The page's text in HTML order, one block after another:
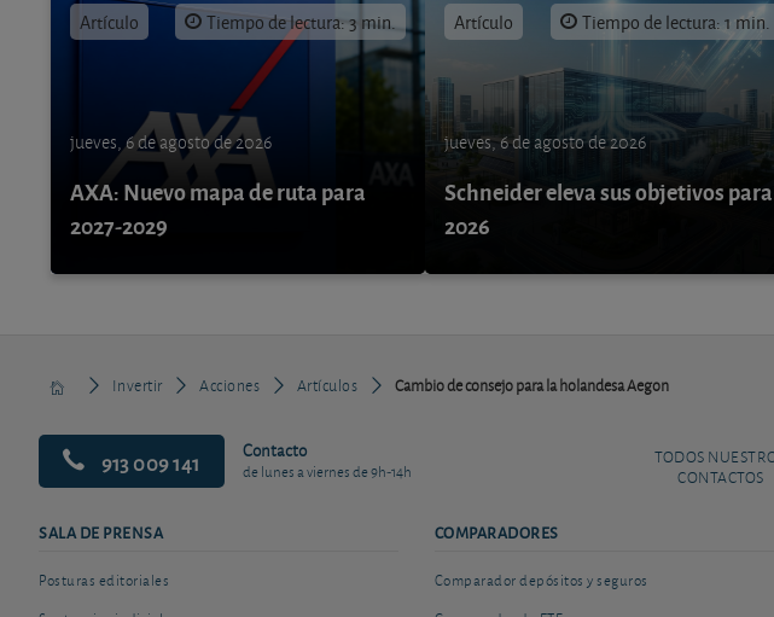
Artículo Tiempo de lectura: 3 min.
jueves, 6 de agosto de 2026
AXA: Nuevo mapa de ruta para
2027-2029
Artículo Tiempo de lectura: 1 min.
jueves, 6 de agosto de 2026
Schneider eleva sus objetivos para
2026
Invertir Acciones Artículos Cambio de consejo para la holandesa Aegon
913 009 141 Contacto
de lunes a viernes de 9h-14h
TODOS
CONTACTOS
SALA DE PRENSA
Posturas editoriales
COMPARADORES
Comparador depósitos y seguros